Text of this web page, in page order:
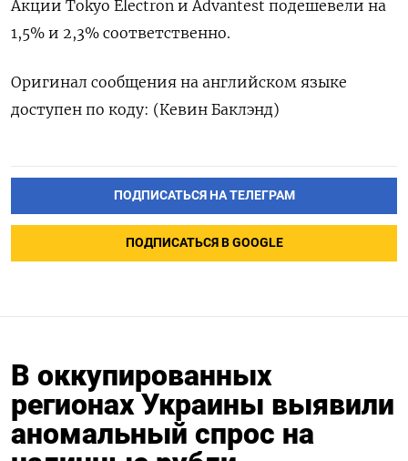
Акции Tokyo Electron и Advantest подешевели на
1,5% и 2,3% соответственно.
Оригинал сообщения на английском языке
доступен по коду: (Кевин Баклэнд)
ПОДПИСАТЬСЯ НА ТЕЛЕГРАМ
ПОДПИСАТЬСЯ В GOOGLE
В оккупированных
регионах Украины выявили
аномальный спрос на